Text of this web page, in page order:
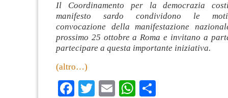
Il Coordinamento per la democrazia
manifesto sardo condividono le
convocazione della manifestazione
prossimo 25 ottobre a Roma e invitano a
partecipare a questa importante iniziativa.
(altro…)
Facebook
TwitterEmailWhatsApp